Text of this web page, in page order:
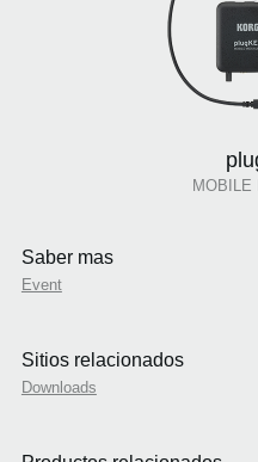
MOBILE
Saber mas
Event
Sitios relacionados
Downloads